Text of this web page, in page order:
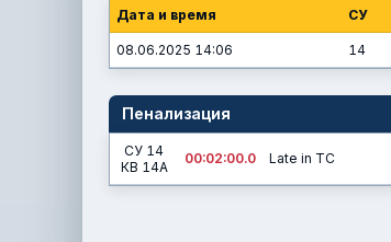
Дата и время СУ
08.06.2025 14:06 14
Пенализация
СУ 14
КВ 14A
00:02:00.0 Late in TC